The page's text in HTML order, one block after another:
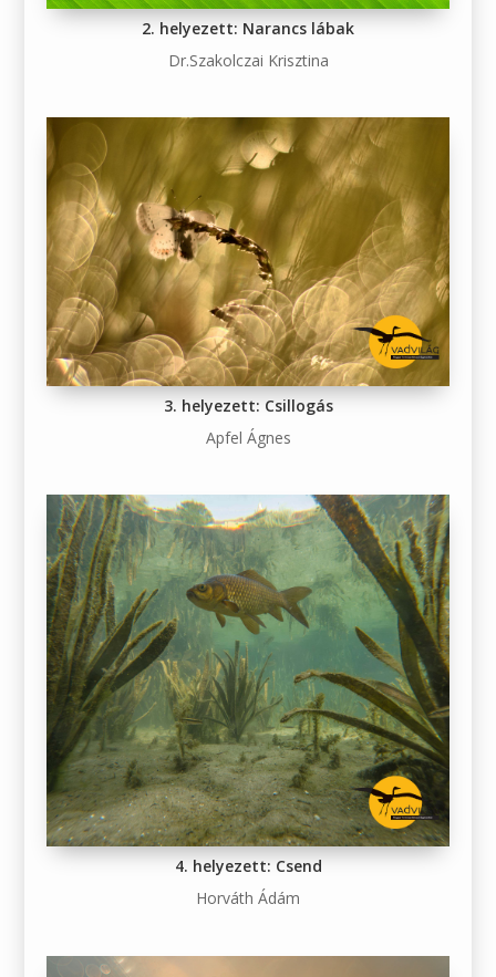
2. helyezett: Narancs lábak
Dr.Szakolczai Krisztina
3. helyezett: Csillogás
Apfel Ágnes
4. helyezett: Csend
Horváth Ádám